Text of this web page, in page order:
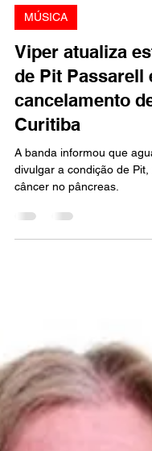
MÚSICA
Viper atualiza
de Pit Passarell
cancelamento
Curitiba
A banda informou que
divulgar a condição de Pit,
câncer no pâncreas.